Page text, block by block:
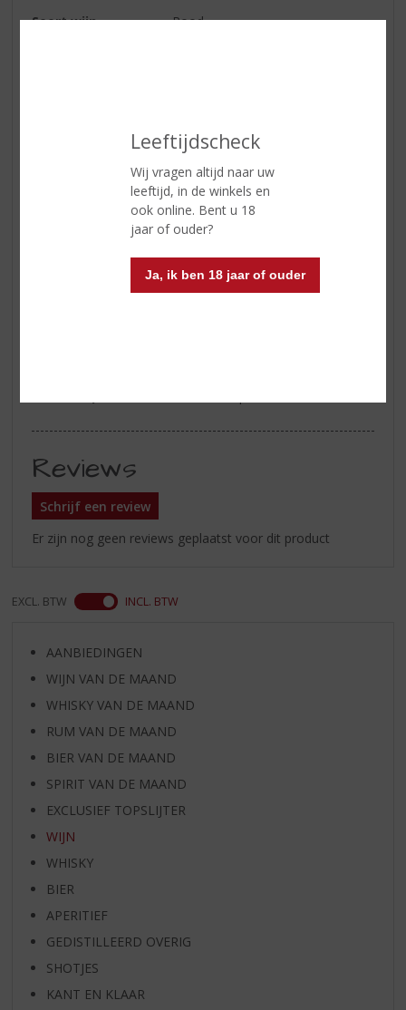
Leeftijdscheck
Wij vragen altijd naar uw
leeftijd, in de winkels en
ook online. Bent u 18
jaar of ouder?
Ja, ik ben 18 jaar of ouder
Soort wijn
Rood
fruit, waaronder kersen en
pruimen, wat kruidigheid en een
rokerige ondertoon
in de mond zacht en vol van
smaak met donker fruit
een lange afdronk
uitstekend in combinatie met
Reviews
Schrijf een review
Er zijn nog geen reviews geplaatst voor dit product
EXCL. BTW INCL. BTW
AANBIEDINGEN
WIJN VAN DE MAAND
WHISKY VAN DE MAAND
RUM VAN DE MAAND
BIER VAN DE MAAND
SPIRIT VAN DE MAAND
EXCLUSIEF TOPSLIJTER
WIJN
WHISKY
BIER
APERITIEF
GEDISTILLEERD OVERIG
SHOTJES
KANT EN KLAAR